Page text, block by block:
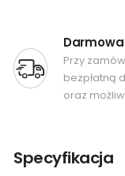
Przy
bezpłatną
oraz
Specyfikacja